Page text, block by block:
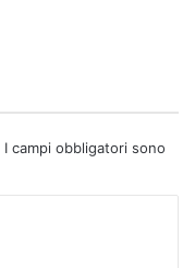
I campi obbligatori sono